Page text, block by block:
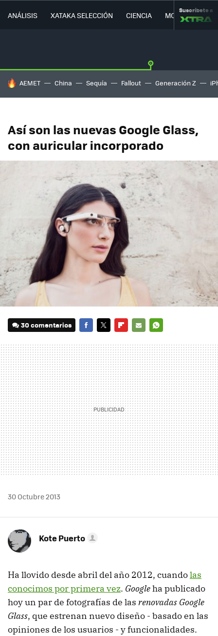
ANÁLISIS XATAKA SELECCIÓN CIENCIA MOVILIDAD
Suscríbete a
HOY SE HABLA DE
AEMET China Sequía Fallout Generación Z
Así son las nuevas Google Glass,
con auricular incorporado
30 comentarios
MAIL
30 Octubre 2013
Kote Puerto
Ha llovido desde abril del año 2012, cuandolas
conocimos por primera vez. Googleha publicado
hoy un par de fotografías de las renovadas Google
Glass, que estrenan nuevo diseño - basado en las
opiniones de los usuarios - y funcionalidades.